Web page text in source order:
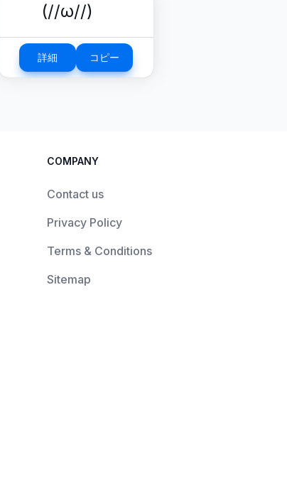
(//ω//)ゞ
詳細 コピー
COMPANY
Contact us
Privacy Policy
Terms & Conditions
Sitemap